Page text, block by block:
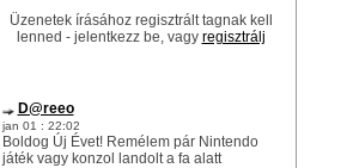
Üzenetek írásához regisztrált tagnak kell
lenned - jelentkezz be, vagy regisztrálj
D@reeo
jan 01 : 22:02
Boldog Új Évet! Remélem pár Nintendo
játék vagy konzol landolt a fa alatt